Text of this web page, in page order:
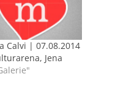
Calvi | 07.08.2014
Jena